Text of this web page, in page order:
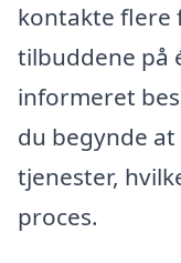
kontakte flere
tilbuddene på
informeret
du begynde
tjenester,
proces.